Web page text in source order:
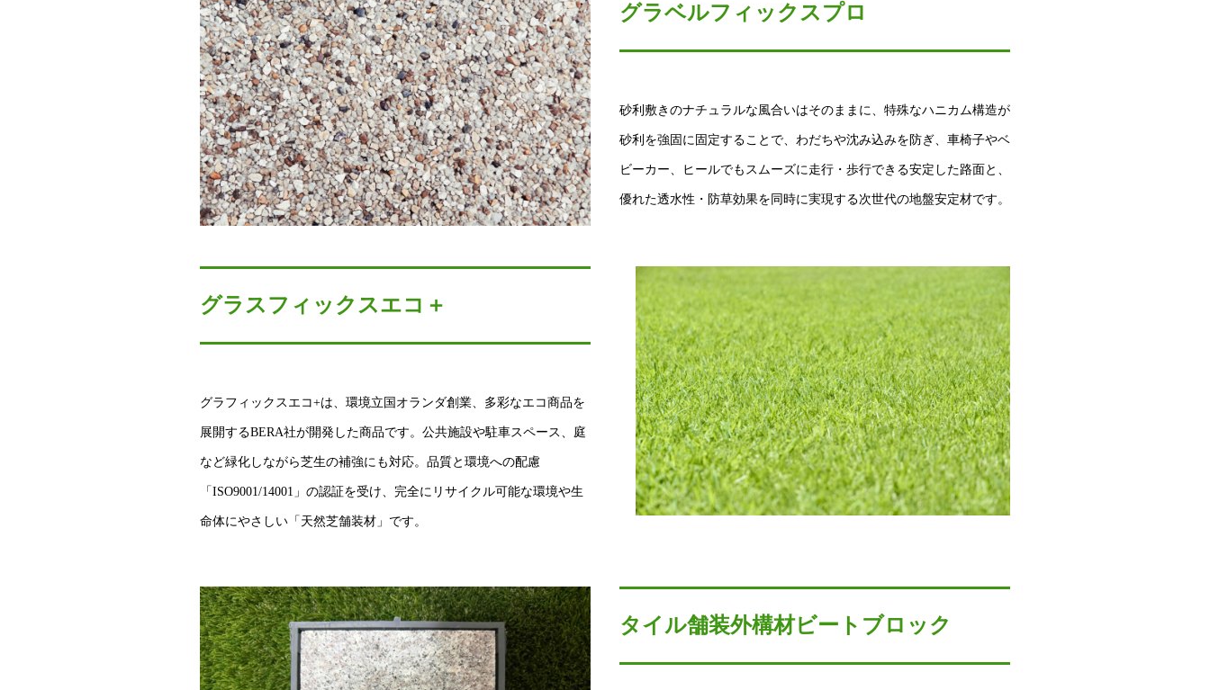
グラベルフィックスプロ
砂利敷きのナチュラルな風合いはそのままに、特殊なハニカム構造が
砂利を強固に固定することで、わだちや沈み込みを防ぎ、車椅子やベ
ビーカー、ヒールでもスムーズに走行・歩行できる安定した路面と、
優れた透水性・防草効果を同時に実現する次世代の地盤安定材です。
グラスフィックスエコ＋
グラフィックスエコ+は、環境立国オランダ創業、多彩なエコ商品を
展開するBERA社が開発した商品です。公共施設や駐車スペース、庭
など緑化しながら芝生の補強にも対応。品質と環境への配慮
「ISO9001/14001」の認証を受け、完全にリサイクル可能な環境や生
命体にやさしい「天然芝舗装材」です。
タイル舗装外構材ビートブロック